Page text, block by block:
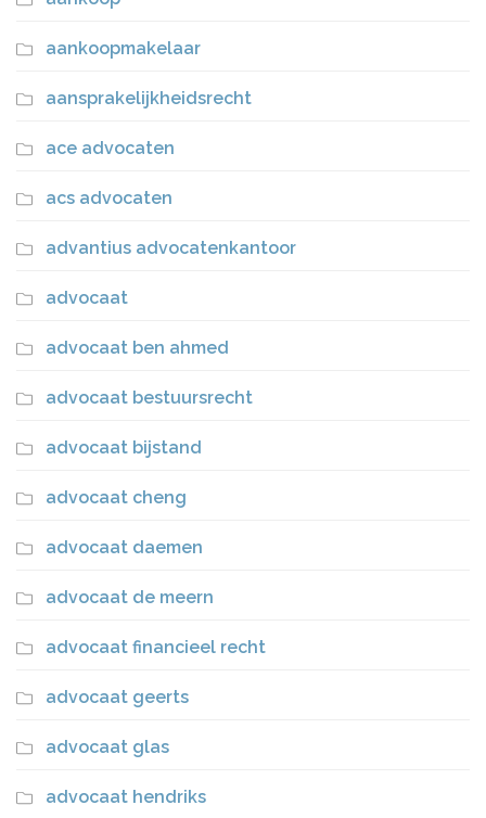
aankoopmakelaar
aansprakelijkheidsrecht
ace advocaten
acs advocaten
advantius advocatenkantoor
advocaat
advocaat ben ahmed
advocaat bestuursrecht
advocaat bijstand
advocaat cheng
advocaat daemen
advocaat de meern
advocaat financieel recht
advocaat geerts
advocaat glas
advocaat hendriks